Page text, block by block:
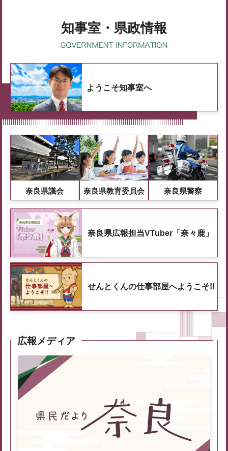
知事室・県政情報
ようこそ知事室へ
奈良県議会 奈良県教育委員会 奈良県警察
奈良県広報担当VTuber「奈々鹿」
せんとくんの仕事部屋へようこそ!!
広報メディア